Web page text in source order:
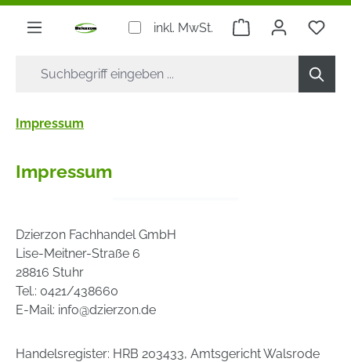
springen
inkl. MwSt. Warenkorb Du
Impressum
Impressum
Dzierzon Fachhandel GmbH
Lise-Meitner-Straße 6
28816 Stuhr
Tel.: 0421/438660
E-Mail: info@dzierzon.de
Handelsregister: HRB 203433, Amtsgericht Walsrode